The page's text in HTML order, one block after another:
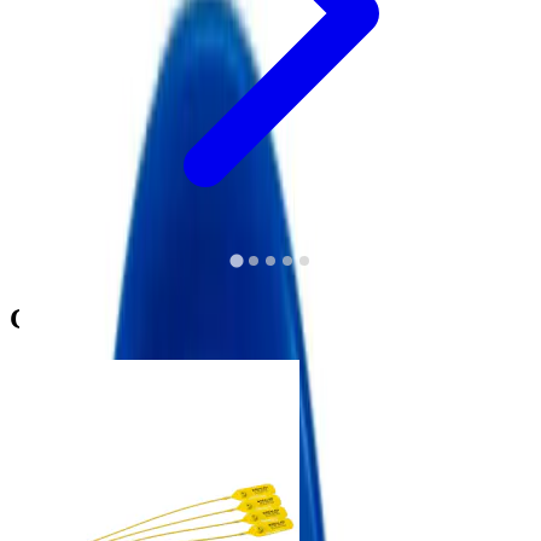
Gerelateerde producten